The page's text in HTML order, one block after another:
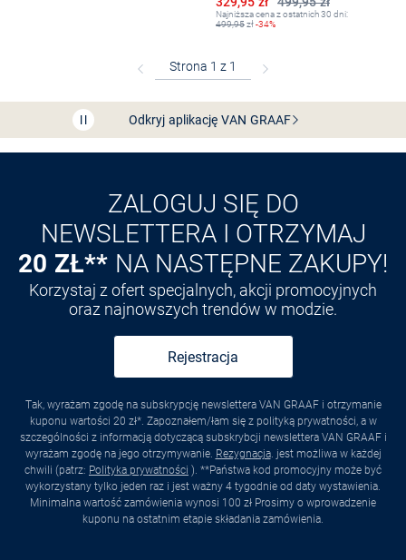
Najniższa cena z ostatnich 30 dni:
499,95zł-34%
Bezpłatna dostawa z Friends
Przedłużenie czasu zwrotu towaru: 60 dni
Odkryj aplikację VANGRAAF
ZALOGUJ SIĘ DO
NEWSLETTERA I OTRZYMAJ
20 ZŁ** NA NASTĘPNE ZAKUPY!
Korzystaj z ofert specjalnych, akcji promocyjnych
oraz najnowszych trendów w modzie.
Rejestracja
Tak, wyrażam zgodę na subskrypcję newslettera VAN GRAAF i otrzymanie
kuponu wartości 20 zł*. Zapoznałem/łam się z polityką prywatności, a w
szczególności z informacją dotyczącą subskrybcji newslettera VAN GRAAF i
wyrażam zgodę na jego otrzymywanie. Rezygnacja. jest możliwa w każdej
chwili (patrz: Polityka prywatności ). **Państwa kod promocyjny może być
wykorzystany tylko jeden raz i jest ważny 4 tygodnie od daty wystawienia.
Minimalna wartość zamówienia wynosi 100 zł Prosimy o wprowadzenie
kuponu na ostatnim etapie składania zamówienia.